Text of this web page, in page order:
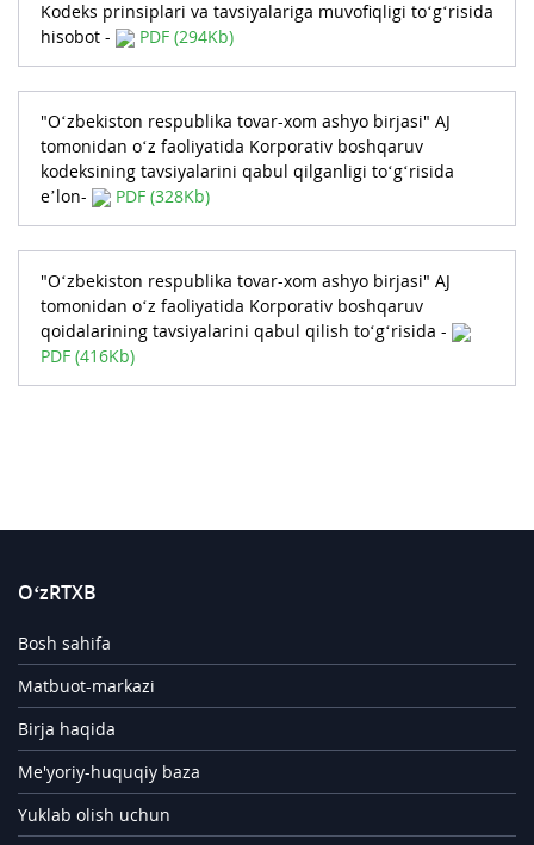
Kodeks prinsiplari va tavsiyalariga muvofiqligi to‘g‘risida
hisobot -
PDF (294Kb)
"O‘zbekiston respublika tovar-xom ashyo birjasi" AJ
tomonidan o‘z faoliyatida Korporativ boshqaruv
kodeksining tavsiyalarini qabul qilganligi to‘g‘risida
e’lon-
PDF (328Kb)
"O‘zbekiston respublika tovar-xom ashyo birjasi" AJ
tomonidan o‘z faoliyatida Korporativ boshqaruv
qoidalarining tavsiyalarini qabul qilish to‘g‘risida -
PDF (416Kb)
O‘zRTXB
Bosh sahifa
Matbuot-markazi
Birja haqida
Me'yoriy-huquqiy baza
Yuklab olish uchun